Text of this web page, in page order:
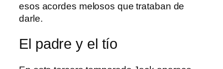
esos acordes melosos que trataban de
darle.
El padre y el tío